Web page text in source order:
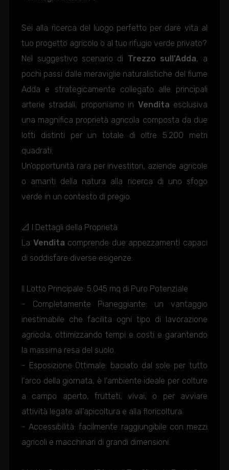
Sei alla ricerca del luogo perfetto per dare vita al
tuo progetto agricolo o al tuo rifugio verde privato?
Nel suggestivo scenario di Trezzo sull'Adda, a
pochi passi dalle meraviglie naturalistiche del fiume
Adda e strategicamente collegato alle principali
arterie stradali, proponiamo in Vendita esclusiva
una magnifica proprietà agricola composta da due
lotti distinti per un totale di oltre 5.200 metri
quadrati.
Un'opportunità rara per investitori, aziende agricole
o amanti della natura alla ricerca di uno sfogo
verde in un contesto di pregio.
📐 I Dettagli della Proprietà
La Vendita comprende due appezzamenti capaci
di soddisfare diverse esigenze:
Il Lotto Principale: 5.045 mq di Puro Potenziale
- Completamente Pianeggiante: un vantaggio
inestimabile che facilita ogni tipo di lavorazione
agricola, ottimizzando tempi e costi e garantendo
la massima resa del suolo.
- Esposizione Ottimale: baciato dal sole per tutto
l'arco della giornata, è l'ambiente ideale per colture
a campo aperto, frutteti, vivai, o per avviare
attività legate all'apicoltura e alla floricoltura.
- Accessibilità: facilmente raggiungibile con mezzi
agricoli e macchinari di grandi dimensioni.